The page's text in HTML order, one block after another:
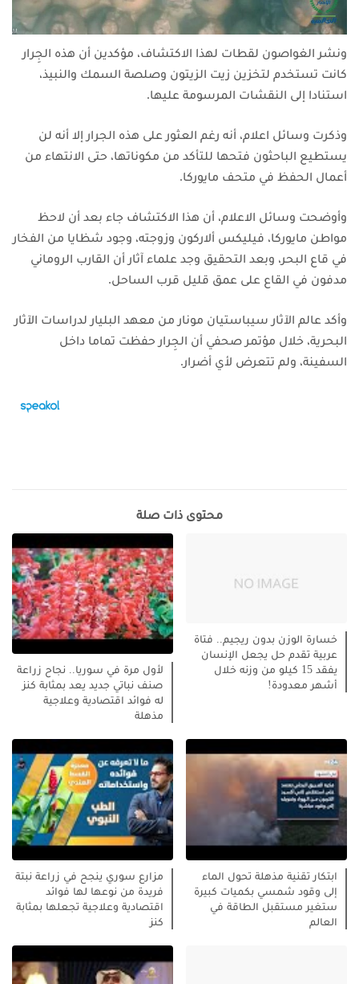
ونشر الغواصون لقطات لهذا الاكتشاف، مؤكدين أن هذه الجِرار
كانت تستخدم لتخزين زيت الزيتون وصلصة السمك والنبيذ،
استنادا إلى النقشات المرسومة عليها.
وذكرت وسائل اعلام، أنه رغم العثور على هذه الجرار إلا أنه لن
يستطيع الباحثون فتحها للتأكد من مكوناتها، حتى الانتهاء من
أعمال الحفظ في متحف مايوركا.
وأوضحت وسائل الاعلام، أن هذا الاكتشاف جاء بعد أن لاحظ
مواطن مايوركا، فيليكس ألاركون وزوجته، وجود شظايا من الفخار
في قاع البحر، وبعد التحقيق وجد علماء آثار أن القارب الروماني
مدفون في القاع على عمق قليل قرب الساحل.
وأكد عالم الآثار سيباستيان مونار من معهد البليار لدراسات الآثار
البحرية، خلال مؤتمر صحفي أن الجِرار حفظت تماما داخل
السفينة، ولم تتعرض لأي أضرار.
محتوى ذات صلة
خسارة الوزن بدون ريجيم.. فتاة
عربية تقدم حل يجعل الإنسان
يفقد 15 كيلو من وزنه خلال
أشهر معدودة!
لأول مرة في سوريا.. نجاح زراعة
صنف نباتي جديد يعد بمثابة كنز
له فوائد اقتصادية وعلاجية
مذهلة
ابتكار تقنية مذهلة تحول الماء
إلى وقود شمسي بكميات كبيرة
ستغير مستقبل الطاقة في
العالم
مزارع سوري ينجح في زراعة نبتة
فريدة من نوعها لها فوائد
اقتصادية وعلاجية تجعلها بمثابة
كنز